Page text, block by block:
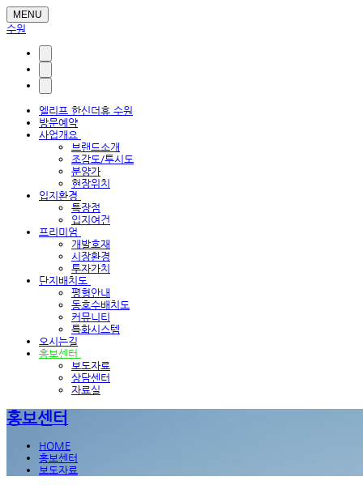
MENU
수원
엘리프 한신더휴 수원
방문예약
사업개요
브랜드소개
조감도/투시도
분양가
현장위치
입지환경
특장점
입지여건
프리미엄
개발호재
시장환경
투자가치
단지배치도
평형안내
동호수배치도
커뮤니티
특화시스템
오시는길
홍보센터
보도자료
상담센터
자료실
홍보센터
HOME
홍보센터
보도자료